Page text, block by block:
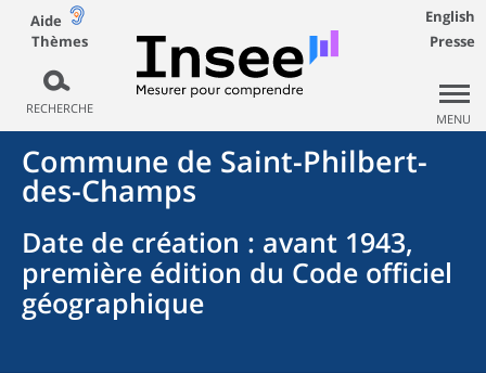
Aide
Thèmes
RECHERCHE
English
Presse
MENU
Commune de Saint-Philbert-
des-Champs
Date de création : avant 1943,
première édition du Code officiel
géographique